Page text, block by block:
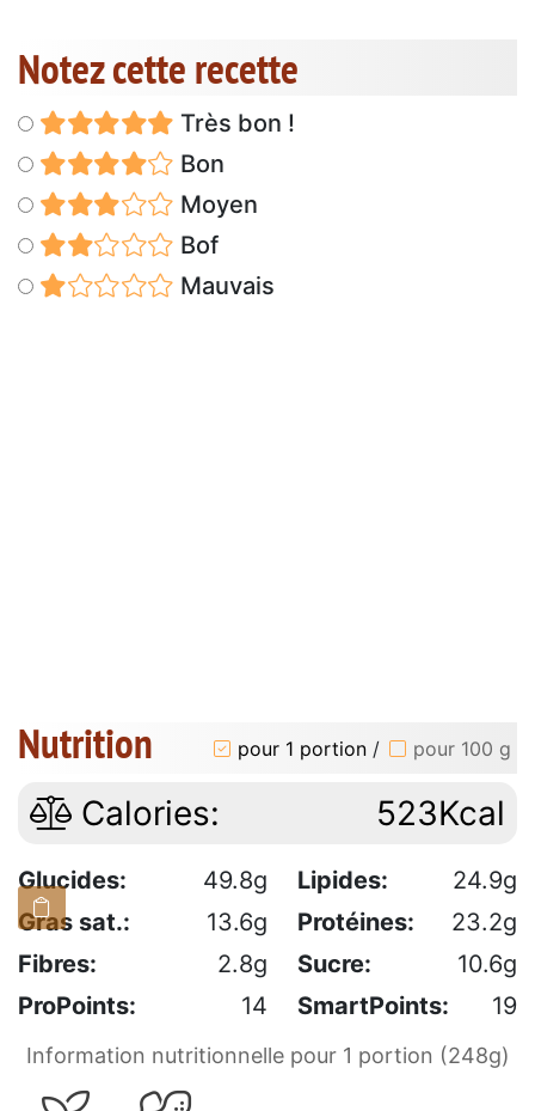
Notez cette recette
Très bon !
Bon
Moyen
Bof
Mauvais
Nutrition pour 1 portion / pour 100 g
Calories: 523Kcal
Glucides: 49.8g Lipides:
24.9g
Gras sat.:
13.6g Protéines:
23.2g
Fibres:
2.8g Sucre:
10.6g
ProPoints:
14 SmartPoints: 19
Information nutritionnelle pour 1 portion (248g)